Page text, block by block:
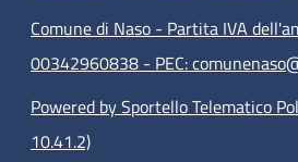
Comune di Naso - Partita IVA
00342960838 - PEC:
Powered by Sportello Telematico
10.41.2)